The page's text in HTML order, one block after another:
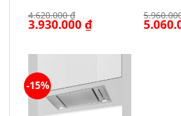
4.620.000₫
Giá
gốc
3.930.000₫Giá
hiện
3.930.000 ₫.
Giá
gốc
-15%